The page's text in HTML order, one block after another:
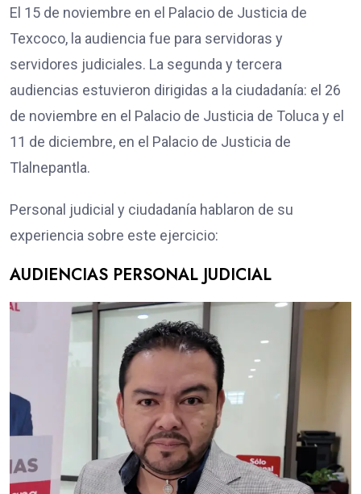
El 15 de noviembre en el Palacio de Justicia de
Texcoco, la audiencia fue para servidoras y
servidores judiciales. La segunda y tercera
audiencias estuvieron dirigidas a la ciudadanía: el 26
de noviembre en el Palacio de Justicia de Toluca y el
11 de diciembre, en el Palacio de Justicia de
Tlalnepantla.
Personal judicial y ciudadanía hablaron de su
experiencia sobre este ejercicio:
AUDIENCIAS PERSONAL JUDICIAL